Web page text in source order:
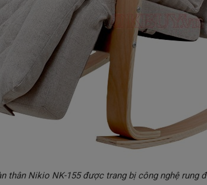
thân Nikio NK-155 được trang bị công nghệ rung